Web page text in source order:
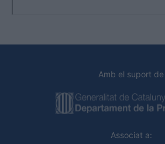
Amb el suport de
Associat a: